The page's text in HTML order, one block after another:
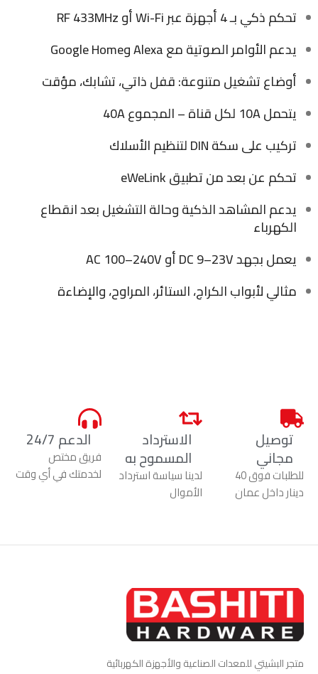
تحكم ذكي بـ 4 أجهزة عبر Wi-Fi أو RF 433MHz
يدعم الأوامر الصوتية مع Alexa وGoogle Home
أوضاع تشغيل متنوعة: قفل ذاتي، تشابك، مؤقت
يتحمل 10A لكل قناة – المجموع 40A
تركيب على سكة DIN لتنظيم الأسلاك
تحكم عن بعد من تطبيق eWeLink
يدعم المشاهد الذكية وحالة التشغيل بعد انقطاع
الكهرباء
يعمل بجهد DC 9–23V أو AC 100–240V
مثالي لأبواب الكراج، الستائر، المراوح، والإضاءة
توصيل
مجاني
للطلبات فوق 40
دينار داخل عمان
الاسترداد
المسموح به
لدينا سياسة استرداد
الأموال
الدعم 24/7
فريق مختص
لخدمتك في أي وقت
متجر البشيتي للمعدات الصناعية والأجهزة الكهربائية